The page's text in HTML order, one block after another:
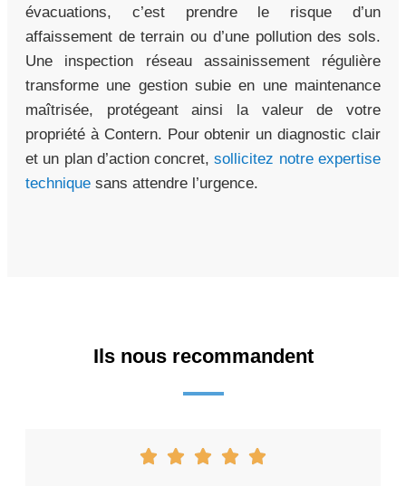
évacuations, c’est prendre le risque d’un
affaissement de terrain ou d’une pollution des sols.
Une inspection réseau assainissement régulière
transforme une gestion subie en une maintenance
maîtrisée, protégeant ainsi la valeur de votre
propriété à Contern. Pour obtenir un diagnostic clair
et un plan d’action concret,sollicitez notre expertise
technique sans attendre l’urgence.
Ils nous recommandent